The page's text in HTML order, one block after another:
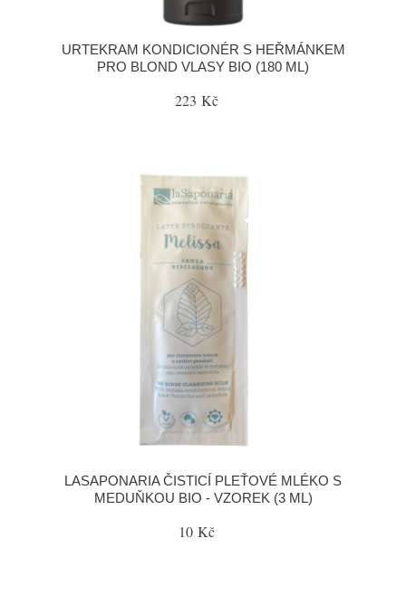
URTEKRAM KONDICIONÉR S HEŘMÁNKEM
PRO BLOND VLASY BIO (180 ML)
223 Kč
LASAPONARIA ČISTICÍ PLEŤOVÉ MLÉKO S
MEDUŇKOU BIO - VZOREK (3 ML)
10 Kč